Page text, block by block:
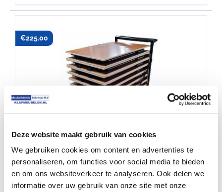
Deze website maakt gebruik van cookies
We gebruiken cookies om content en advertenties te
personaliseren, om functies voor social media te bieden
en om ons websiteverkeer te analyseren. Ook delen we
informatie over uw gebruik van onze site met onze
Transportkar voor examentafels
€225.00